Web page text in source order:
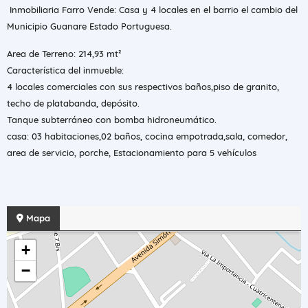
Inmobiliaria Farro Vende: Casa y 4 locales en el barrio el cambio del
Municipio Guanare Estado Portuguesa.
Area de Terreno: 214,93 mt²
Característica del inmueble:
4 locales comerciales con sus respectivos baños,piso de granito,
techo de platabanda, depósito.
Tanque subterráneo con bomba hidroneumático.
casa: 03 habitaciones,02 baños, cocina empotrada,sala, comedor,
area de servicio, porche, Estacionamiento para 5 vehículos
Mapa
+
−